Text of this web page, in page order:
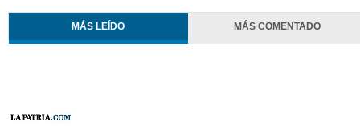
MÁS LEÍDO MÁS COMENTADO